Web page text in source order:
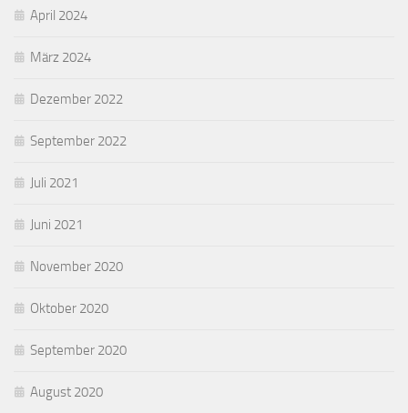
April 2024
März 2024
Dezember 2022
September 2022
Juli 2021
Juni 2021
November 2020
Oktober 2020
September 2020
August 2020